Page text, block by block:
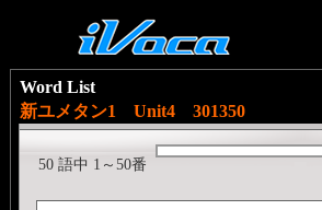
Word List
新ユメタン1 Unit4 301350
50 語中 1～50番